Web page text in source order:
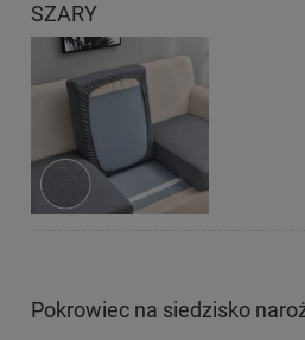
SZARY
Pokrowiec na siedzisko